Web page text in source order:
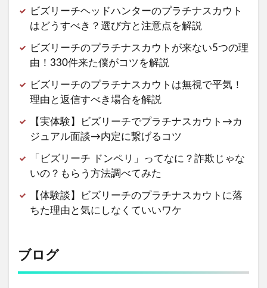
ビズリーチヘッドハンターのプラチナスカウト
はどうすべき？選び方と注意点を解説
ビズリーチのプラチナスカウトが来ない5つの理
由！330件来た僕がコツを解説
ビズリーチのプラチナスカウトは無視で平気！
理由と返信すべき場合を解説
【実体験】ビズリーチでプラチナスカウト→カ
ジュアル面談→内定に繋げるコツ
「ビズリーチ ドンペリ」ってなに？詐欺じゃな
いの？もらう方法調べてみた
【体験談】ビズリーチのプラチナスカウトに落
ちた理由と気にしなくていいワケ
ブログ